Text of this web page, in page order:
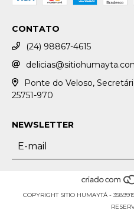
CONTATO
(24) 98867-4615
Ponte do Veloso,
25751-970
NEWSLETTER
COPYRIGHT SITIO HUMAYTÁ -